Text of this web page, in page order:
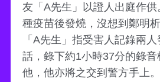
友「A先生」以證人出庭作
種疫苗後發燒，沒想到鄭明
「A先生」指受害人記錄兩
話，錄下約1小時37分的錄
他，他亦將之交到警方手上